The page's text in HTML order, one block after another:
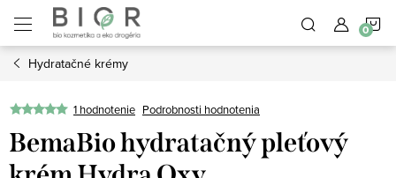
obsah
Hydratačné krémy
1 hodnotenie Podrobnosti hodnotenia
BemaBio hydratačný pleťový